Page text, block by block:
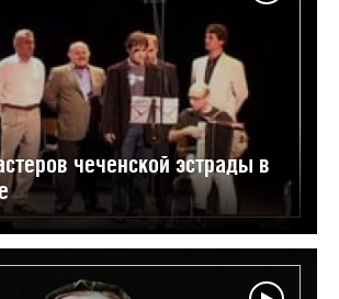
чеченской эстрады в